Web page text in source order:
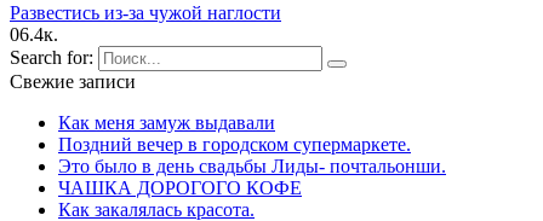
Развестись из-за чужой наглости
06.4к.
Search for:
Свежие записи
Как меня замуж выдавали
Поздний вечер в городском супермаркете.
Это было в день свадьбы Лиды- почтальонши.
ЧАШКА ДОPОГОГО КОФЕ
Как закалялась красота.